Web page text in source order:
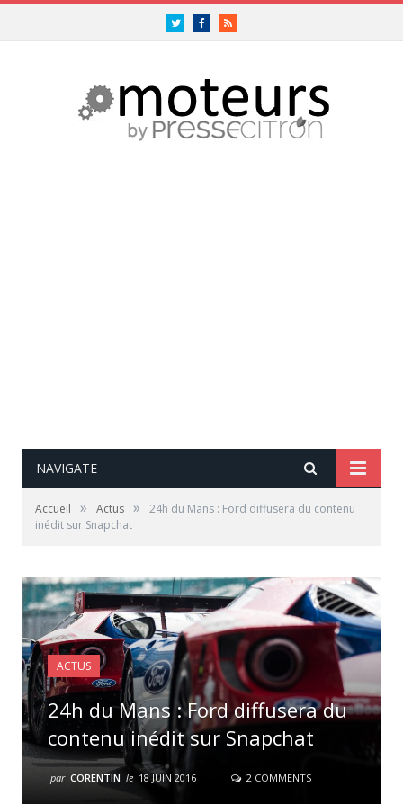
TwitterFacebookRSS
NAVIGATE
Accueil » Actus »
24h du Mans : Ford diffusera du contenu
inédit sur Snapchat
ACTUS
24h du Mans : Ford diffusera du
contenu inédit sur Snapchat
par CORENTIN le 18 JUIN 2016 2 COMMENTS